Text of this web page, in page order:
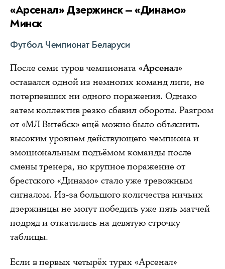
«Арсенал» Дзержинск — «Динамо»
Минск
Футбол. Чемпионат Беларуси
После семи туров чемпионата«Арсенал»
оставался одной из немногих команд лиги, не
потерпевших ни одного поражения. Однако
затем коллектив резко сбавил обороты. Разгром
от «МЛ Витебск» ещё можно было объяснить
высоким уровнем действующего чемпиона и
эмоциональным подъёмом команды после
смены тренера, но крупное поражение от
брестского «Динамо» стало уже тревожным
сигналом. Из-за большого количества ничьих
дзержинцы не могут победить уже пять матчей
подряд и откатились на девятую строчку
таблицы.
Если в первых четырёх турах «Арсенал»